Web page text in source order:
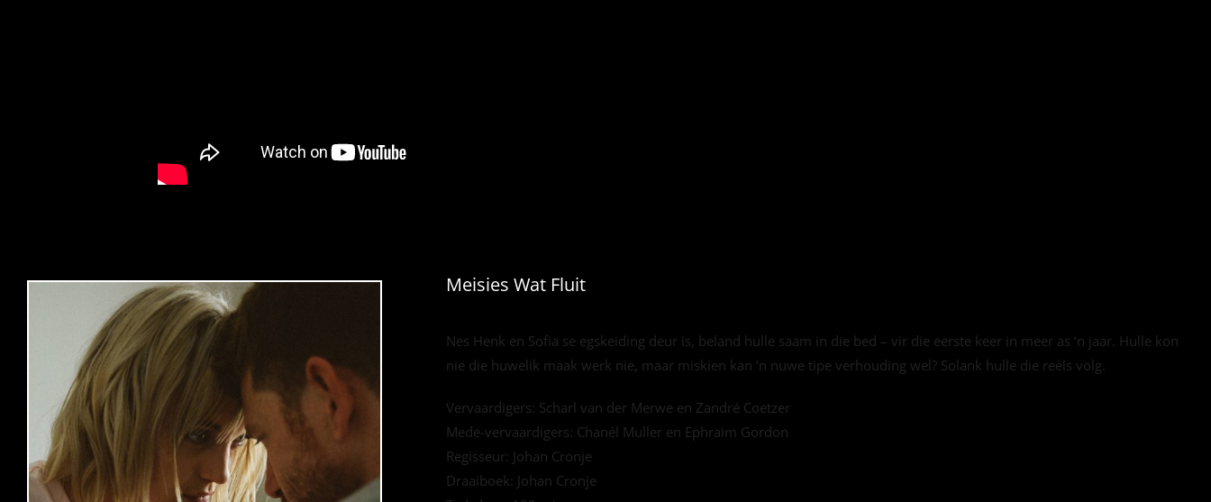
Meisies Wat Fluit
Nes Henk en Sofia se egskeiding deur is, beland hulle saam in die bed – vir die eerste keer in meer as ‘n jaar. Hulle kon
nie die huwelik maak werk nie, maar miskien kan ‘n nuwe tipe verhouding wel? Solank hulle die reëls volg.
Vervaardigers: Scharl van der Merwe en Zandré Coetzer
Mede-vervaardigers: Chanél Muller en Ephraim Gordon
Regisseur: Johan Cronje
Draaiboek: Johan Cronje